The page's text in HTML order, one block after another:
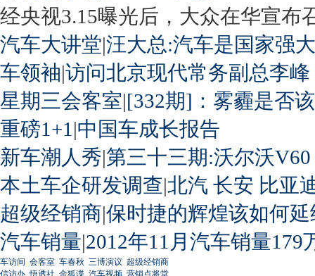
经央视3.15曝光后，大众在华宣布
汽车大讲堂|汪大总:汽车是国家强
车领袖|访问北京现代常务副总李峰
星期三会客室|[332期]：雾霾是否
重磅1+1 |中国车成长报告
新车潮人秀|第三十三期:沃尔沃
本土车企研发调查|北汽 长安 比亚
超级经销商|保时捷的辉煌该如何延
汽车销量|2012年11月汽车销量179
车访间 会客室 车春秋 三博演议 超级经销商
信访办 悟透社 金狐谍 汽车视频 营销点将堂